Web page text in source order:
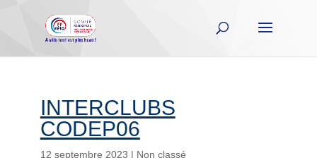
INTERCLUBS
CODEP06
12 septembre 2023 | Non classé